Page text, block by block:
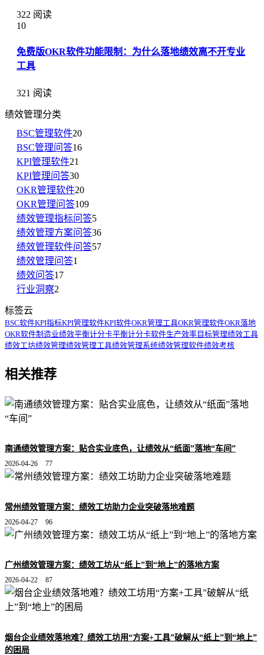
322 阅读
10
免费版OKR软件功能限制：为什么落地绩效离不开专业
工具
321 阅读
绩效管理分类
BSC管理软件20
BSC管理问答16
KPI管理软件21
KPI管理问答30
OKR管理软件20
OKR管理问答109
绩效管理指标问答5
绩效管理方案问答36
绩效管理软件问答57
绩效管理问答1
绩效问答17
行业洞察2
标签云
BSC软件KPI指标KPI管理软件KPI软件OKR管理工具OKR管理软件OKR落地
OKR软件制造业绩效平衡计分卡平衡计分卡软件生产效率目标管理绩效工具
绩效工坊绩效管理绩效管理工具绩效管理系统绩效管理软件绩效考核
相关推荐
南通绩效管理方案：贴合实业底色，让绩效从“纸面”落地“车间”
2026-04-26 77
常州绩效管理方案：绩效工坊助力企业突破落地难题
2026-04-27 96
广州绩效管理方案：绩效工坊从“纸上”到“地上”的落地方案
2026-04-22 87
烟台企业绩效落地难？绩效工坊用“方案+工具”破解从“纸上”到“地上”
的困局